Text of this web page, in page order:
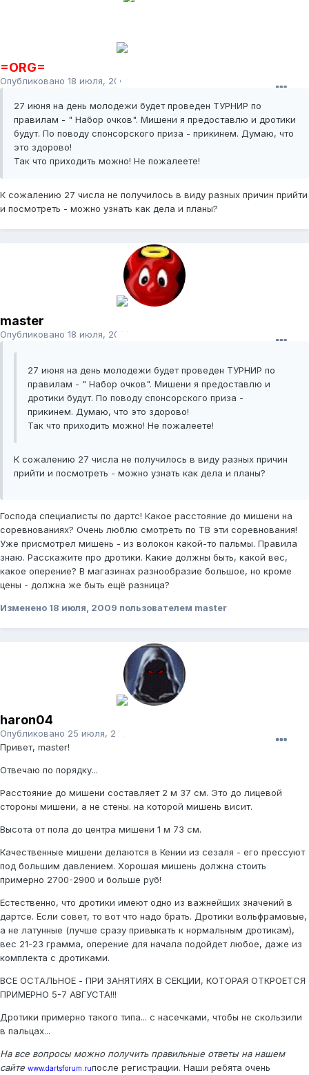
=ORG=
Опубликовано 18 июля, 2009
27 июня на день молодежи будет проведен ТУРНИР по
правилам - " Набор очков". Мишени я предоставлю и дротики
будут. По поводу спонсорского приза - прикинем. Думаю, что
это здорово!
Так что приходить можно! Не пожалеете!
К сожалению 27 числа не получилось в виду разных причин прийти
и посмотреть - можно узнать как дела и планы?
master
Опубликовано 18 июля, 2009
27 июня на день молодежи будет проведен ТУРНИР по
правилам - " Набор очков". Мишени я предоставлю и
дротики будут. По поводу спонсорского приза -
прикинем. Думаю, что это здорово!
Так что приходить можно! Не пожалеете!
К сожалению 27 числа не получилось в виду разных причин
прийти и посмотреть - можно узнать как дела и планы?
Господа специалисты по дартс! Какое расстояние до мишени на
соревнованиях? Очень люблю смотреть по ТВ эти соревнования!
Уже присмотрел мишень - из волокон какой-то пальмы. Правила
знаю. Расскажите про дротики. Какие должны быть, какой вес,
какое оперение? В магазинах разнообразие большое, но кроме
цены - должна же быть ещё разница?
Изменено 18 июля, 2009 пользователем master
haron04
Опубликовано 25 июля, 2009
Привет, master!
Отвечаю по порядку...
Расстояние до мишени составляет 2 м 37 см. Это до лицевой
стороны мишени, а не стены. на которой мишень висит.
Высота от пола до центра мишени 1 м 73 см.
Качественные мишени делаются в Кении из сезаля - его прессуют
под большим давлением. Хорошая мишень должна стоить
примерно 2700-2900 и больше руб!
Естественно, что дротики имеют одно из важнейших значений в
дартсе. Если совет, то вот что надо брать. Дротики вольфрамовые,
а не латунные (лучше сразу привыкать к нормальным дротикам),
вес 21-23 грамма, оперение для начала подойдет любое, даже из
комплекта с дротиками.
ВСЕ ОСТАЛЬНОЕ - ПРИ ЗАНЯТИЯХ В СЕКЦИИ, КОТОРАЯ ОТКРОЕТСЯ
ПРИМЕРНО 5-7 АВГУСТА!!!
Дротики примерно такого типа... с насечками, чтобы не скользили
в пальцах...
На все вопросы можно получить правильные ответы на нашем
сайте www.dartsforum.ruпосле регистрации. Наши ребята очень